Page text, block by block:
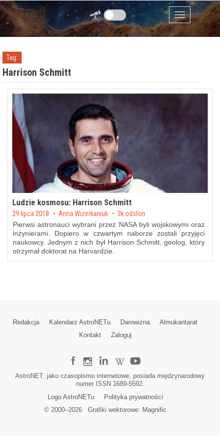
Przejdź do zawartości
Menu
Tag:
Harrison Schmitt
Ludzie kosmosu: Harrison Schmitt
Posted on
29 lipca 2018 by Anna Wizerkaniuk 3k odsłon
Pierwsi astronauci wybrani przez NASA byli wojskowymi oraz
inżynierami. Dopiero w czwartym naborze zostali przyjęci
naukowcy. Jednym z nich był Harrison Schmitt, geolog, który
otrzymał doktorat na Harvardzie.
Redakcja Kalendarz AstroNETu Darowizna
Almukantarat
Kontakt
Zaloguj
AstroNET, jako czasopismo internetowe, posiada międzynarodowy
numer ISSN 1689-5592.
Logo AstroNETu
Polityka prywatności
© 2000–2026Grafiki wektorowe: Magnific